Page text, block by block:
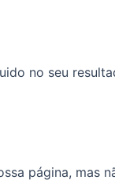
no seu
página, mas